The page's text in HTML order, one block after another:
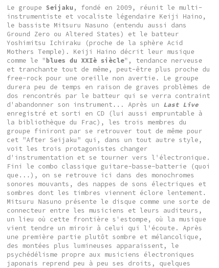
Le groupe Seijaku , fondé en 2009, réunit le multi-
instrumentiste et vocaliste légendaire Keiji Haino,
le bassiste Mitsuru Nasuno (entendu aussi dans
Ground Zero ou Altered States) et le batteur
Yoshimitsu Ichiraku (proche de la sphère Acid
Mothers Temple). Keiji Haino décrit leur musique
comme le "blues du XXIè siècle", tendance nerveuse
et tranchante tout de même, peut-être plus proche du
free-rock pour une oreille non avertie. Le groupe
durera peu de temps en raison de graves problèmes de
dos rencontrés par le batteur qui se verra contraint
d'abandonner son instrument... Après un Last Live
enregistré et sorti en CD (lui aussi empruntable à
la bibliothèque du Frac), les trois membres du
groupe finiront par se retrouver tout de même pour
cet "After Seijaku" qui, dans un tout autre style,
voit les trois protagonistes changer
d'instrumentation et se tourner vers l'électronique.
Fini le combo classique guitare-basse-batterie (quoi
que...), on se retrouve ici dans des monochromes
sonores mouvants, des nappes de sons électriques et
sombres dont les timbres viennent éclore lentement.
Mitsuru Nasuno présente le disque comme une sorte de
connecteur entre les musiciens et leurs auditeurs,
un lieu où cette frontière s'estompe, où la musique
vient tendre un miroir à celui qui l'écoute. Après
une première partie plutôt sombre et mélancolique,
des montées plus lumineuses apparaissent, le
psychédélisme propre aux musiciens électroniques
japonais reprend peu à peu ses droits, quelques